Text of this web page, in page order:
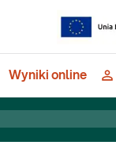
Wyniki online